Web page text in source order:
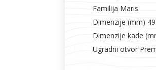
Familija Maris
Dimenzije (mm)
Dimenzije kade
Ugradni otvor